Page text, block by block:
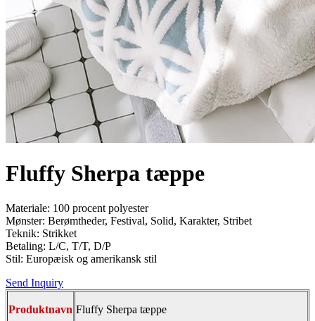
Fluffy Sherpa tæppe
Materiale: 100 procent polyester
Mønster: Berømtheder, Festival, Solid, Karakter, Stribet
Teknik: Strikket
Betaling: L/C, T/T, D/P
Stil: Europæisk og amerikansk stil
Send Inquiry
Produktnavn Fluffy Sherpa tæppe